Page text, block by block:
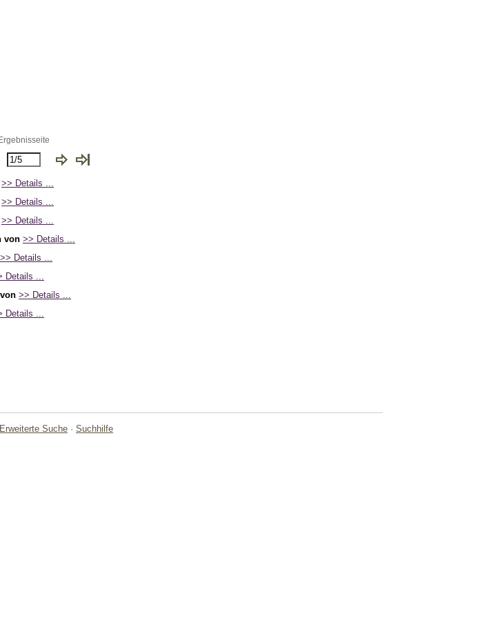
>> Details ...
>> Details ...
>> Details ...
von >> Details ...
>> Details ...
Details ...
>> Details ...
Details ...
Erweiterte Suche · Suchhilfe